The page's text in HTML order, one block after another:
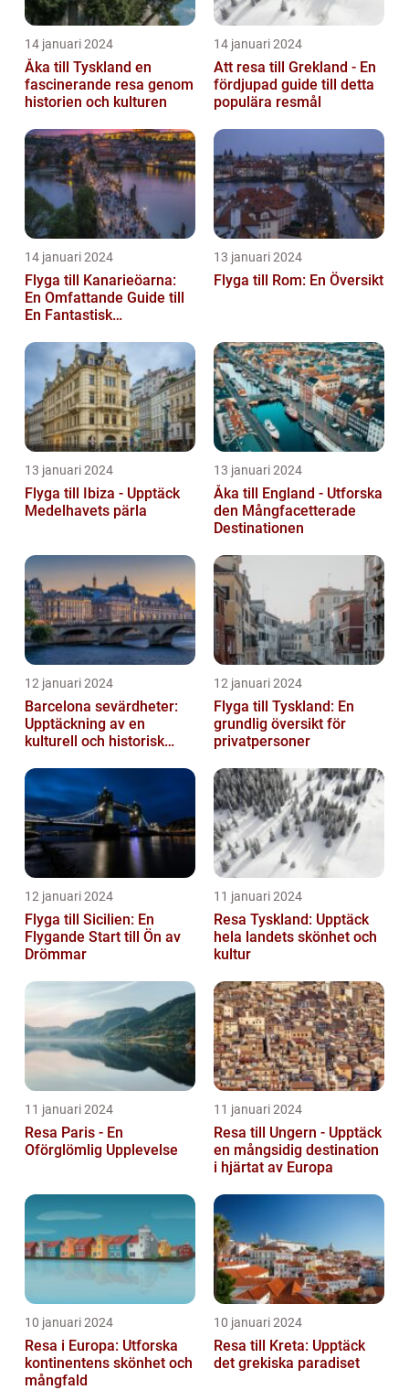
14 januari 2024
Åka till Tyskland en
fascinerande resa genom
historien och kulturen
14 januari 2024
Att resa till Grekland - En
fördjupad guide till detta
populära resmål
14 januari 2024
Flyga till Kanarieöarna:
En Omfattande Guide till
En Fantastisk
13 januari 2024
Flyga till Rom: En Översikt
13 januari 2024
Flyga till Ibiza - Upptäck
Medelhavets pärla
13 januari 2024
Åka till England - Utforska
den Mångfacetterade
Destinationen
12 januari 2024
Barcelona sevärdheter:
Upptäckning av en
kulturell och historisk
12 januari 2024
Flyga till Tyskland: En
grundlig översikt för
privatpersoner
12 januari 2024
Flyga till Sicilien: En
Flygande Start till Ön av
Drömmar
11 januari 2024
Resa Tyskland: Upptäck
hela landets skönhet och
kultur
11 januari 2024
Resa Paris - En
Oförglömlig Upplevelse
11 januari 2024
Resa till Ungern - Upptäck
en mångsidig destination
i hjärtat av Europa
10 januari 2024
Resa i Europa: Utforska
kontinentens skönhet och
mångfald
10 januari 2024
Resa till Kreta: Upptäck
det grekiska paradiset